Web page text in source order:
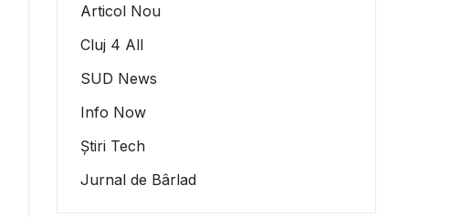
Articol Nou
Cluj 4 All
SUD News
Info Now
Știri Tech
Jurnal de Bârlad